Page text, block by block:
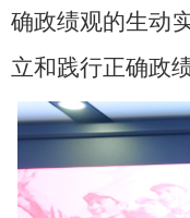
确政绩观的生动
立和践行正确政